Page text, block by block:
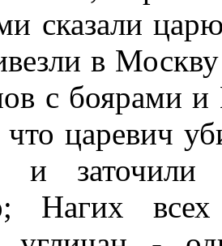
сказали
в
с боярами
что царевич
и
Нагих